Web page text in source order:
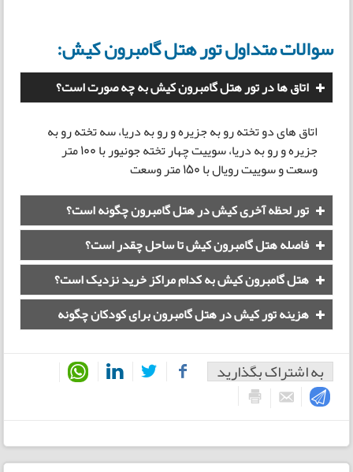
سوالات متداول تور هتل گامبرون کیش:
اتاق ها در تور هتل گامبرون کیش به چه صورت است؟
اتاق های دو تخته رو به جزیره و رو به دریا، سه تخته رو به
جزیره و رو به دریا، سوییت چهار تخته جونیور با 100 متر
وسعت و سوییت رویال با 150 متر وسعت
تور لحظه آخری کیش در هتل گامبرون چگونه است؟
فاصله هتل گامبرون کیش تا ساحل چقدر است؟
هتل گامبرون کیش به کدام مراکز خرید نزدیک است؟
هزینه تور کیش در هتل گامبرون برای کودکان چگونه
به اشتراک بگذارید